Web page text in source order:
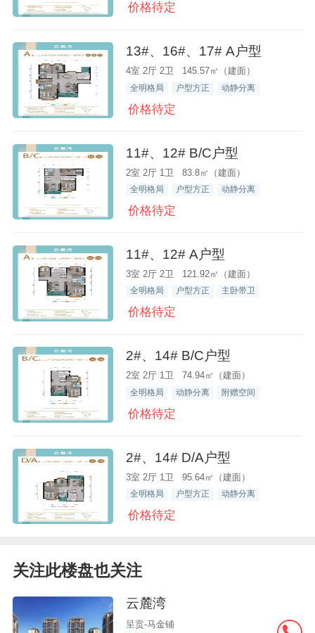
价格待定
13#、16#、17# A户型
4室 2厅 2卫 145.57㎡（建面）
全明格局 户型方正 动静分离
价格待定
11#、12# B/C户型
2室 2厅 1卫 83.8㎡（建面）
全明格局 户型方正 动静分离
价格待定
11#、12# A户型
3室 2厅 2卫 121.92㎡（建面）
全明格局 户型方正 主卧带卫
价格待定
2#、14# B/C户型
2室 2厅 1卫 74.94㎡（建面）
全明格局 动静分离 附赠空间
价格待定
2#、14# D/A户型
3室 2厅 1卫 95.64㎡（建面）
全明格局 户型方正 动静分离
价格待定
关注此楼盘也关注
云麓湾
呈贡-马金铺